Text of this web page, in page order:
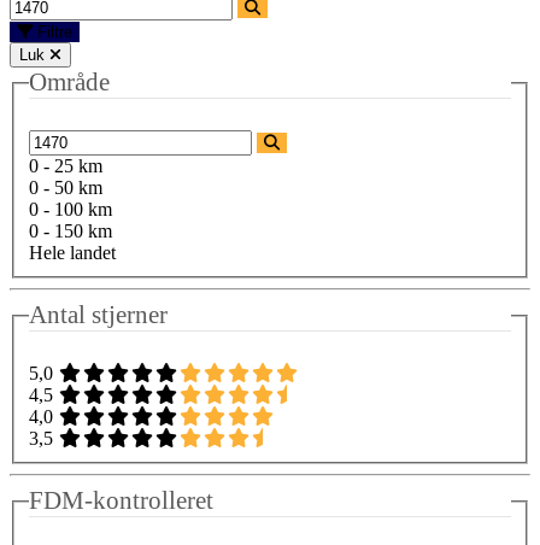
Filtre
Luk
Område
0 - 25 km
0 - 50 km
0 - 100 km
0 - 150 km
Hele landet
Antal stjerner
5,0
4,5
4,0
3,5
FDM-kontrolleret